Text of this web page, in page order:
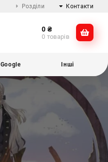
Розділи Контакти
@dikocase
0 ₴
0 товарів
Google Інші